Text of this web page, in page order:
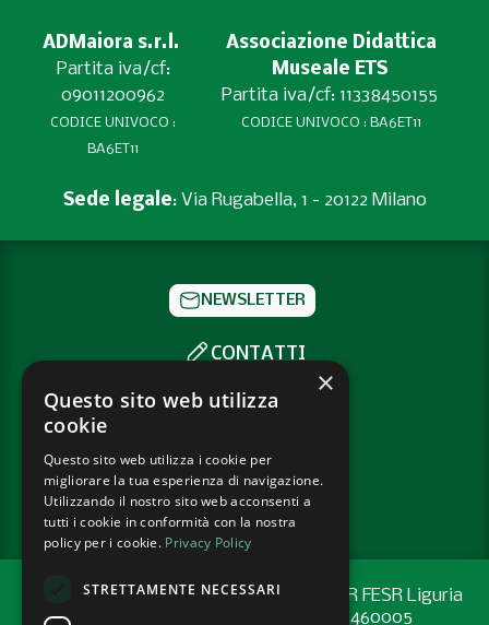
ADMaiora s.r.l.
Partita iva/cf:
09011200962
CODICE UNIVOCO :
BA6ET11
Associazione Didattica
Museale ETS
Partita iva/cf: 11338450155
CODICE UNIVOCO : BA6ET11
Sede legale: Via Rugabella, 1 - 20122 Milano
NEWSLETTER
CONTATTI
SOCIAL
PRIVACY POLICY
COOKIE POLICY
Progetto cofinanziato con risorse del PR FESR Liguria
2021-2027 codice CUP: G44E24001460005
×
Questo sito web utilizza
cookie
Questo sito web utilizza i cookie per
migliorare la tua esperienza di navigazione.
Utilizzando il nostro sito web acconsenti a
tutti i cookie in conformità con la nostra
policy per i cookie. Privacy Policy
STRETTAMENTE NECESSARI